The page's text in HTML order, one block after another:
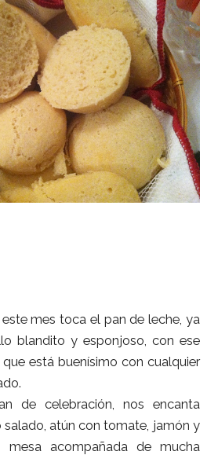
mes toca el pan de leche, ya
blandito y esponjoso, con ese
está buenísimo con cualquier
de celebración, nos encanta
atún con tomate, jamón y
mesa acompañada de mucha